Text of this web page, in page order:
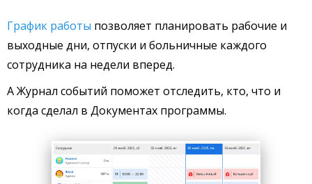
График работы позволяет планировать рабочие и
выходные дни, отпуски и больничные каждого
сотрудника на недели вперед.
А Журнал событий поможет отследить, кто, что и
когда сделал в Документах программы.